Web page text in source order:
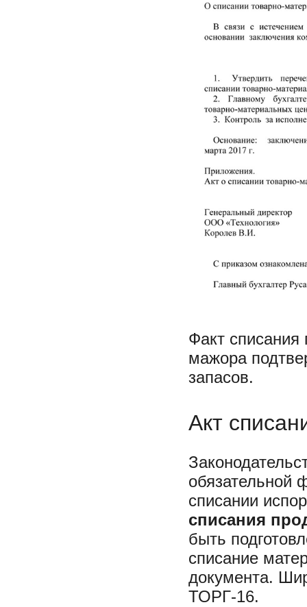
Факт
мажора
запасов.
Акт
обязательной
списании
списания
быть
списание
документа.
ТОРГ-16.